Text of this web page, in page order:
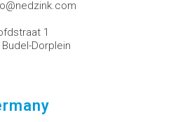
1
Budel-Dorplein